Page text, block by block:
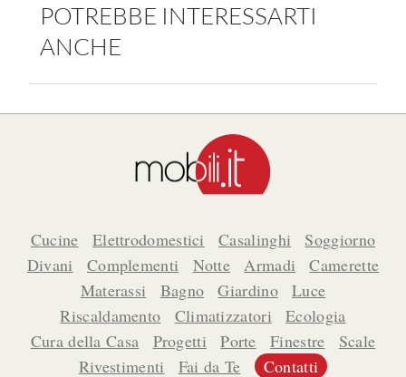
POTREBBE INTERESSARTI
ANCHE
Cucine Elettrodomestici Casalinghi
Soggiorno
Divani
Complementi Notte Armadi
Camerette
Materassi
Bagno Giardino
Luce
Riscaldamento
Climatizzatori
Ecologia
Cura della Casa
Progetti Porte Finestre
Scale
Rivestimenti
Fai da Te Contatti